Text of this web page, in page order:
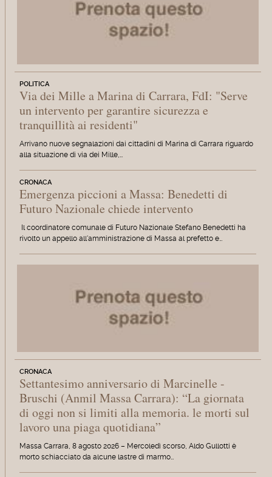
POLITICA
Via dei Mille a Marina di Carrara, FdI: "Serve
un intervento per garantire sicurezza e
tranquillità ai residenti"
Arrivano nuove segnalazioni dai cittadini di Marina di Carrara riguardo
alla situazione di via dei Mille,…
CRONACA
Emergenza piccioni a Massa: Benedetti di
Futuro Nazionale chiede intervento
Il coordinatore comunale di Futuro Nazionale Stefano Benedetti ha
rivolto un appello all'amministrazione di Massa al prefetto e…
CRONACA
Settantesimo anniversario di Marcinelle -
Bruschi (Anmil Massa Carrara): “La giornata
di oggi non si limiti alla memoria. le morti sul
lavoro una piaga quotidiana”
Massa Carrara, 8 agosto 2026 – Mercoledì scorso, Aldo Gullotti è
morto schiacciato da alcune lastre di marmo…